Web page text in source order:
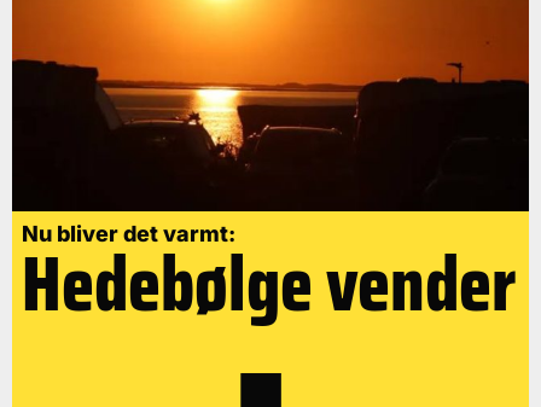
Nu bliver det varmt:
Hedebølge vender